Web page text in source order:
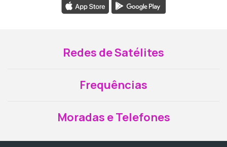
Redes de Satélites
Frequências
Moradas e Telefones